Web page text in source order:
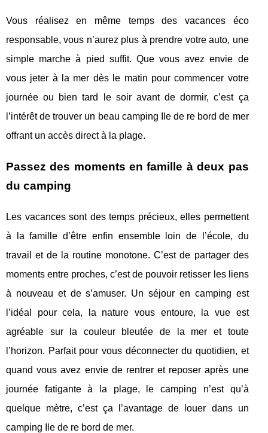
Vous réalisez en même temps des vacances éco
responsable, vous n’aurez plus à prendre votre auto, une
simple marche à pied suffit. Que vous avez envie de
vous jeter à la mer dès le matin pour commencer votre
journée ou bien tard le soir avant de dormir, c’est ça
l’intérêt de trouver un beau camping Ile de re bord de mer
offrant un accès direct à la plage.
Passez des moments en famille à deux pas
du camping
Les vacances sont des temps précieux, elles permettent
à la famille d’être enfin ensemble loin de l’école, du
travail et de la routine monotone. C’est de partager des
moments entre proches, c’est de pouvoir retisser les liens
à nouveau et de s’amuser. Un séjour en camping est
l’idéal pour cela, la nature vous entoure, la vue est
agréable sur la couleur bleutée de la mer et toute
l’horizon. Parfait pour vous déconnecter du quotidien, et
quand vous avez envie de rentrer et reposer après une
journée fatigante à la plage, le camping n’est qu’à
quelque mètre, c’est ça l’avantage de louer dans un
camping Ile de re bord de mer.